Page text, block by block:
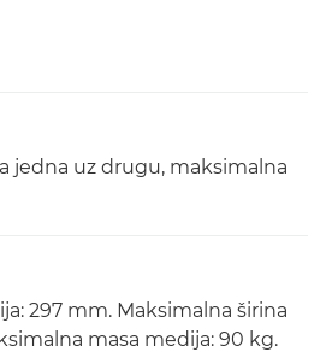
jedna uz drugu, maksimalna
297 mm. Maksimalna širina
masa medija: 90 kg.